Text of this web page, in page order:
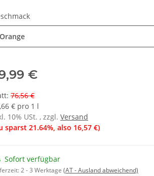
Orange
€
: 76,56 €
€ pro 1 l
10% USt. , zzgl. Versand
sparst 21.64% , also 16,57 €)
Sofort verfügbar
2 - 3 Werktage (AT - Ausland abweichend)